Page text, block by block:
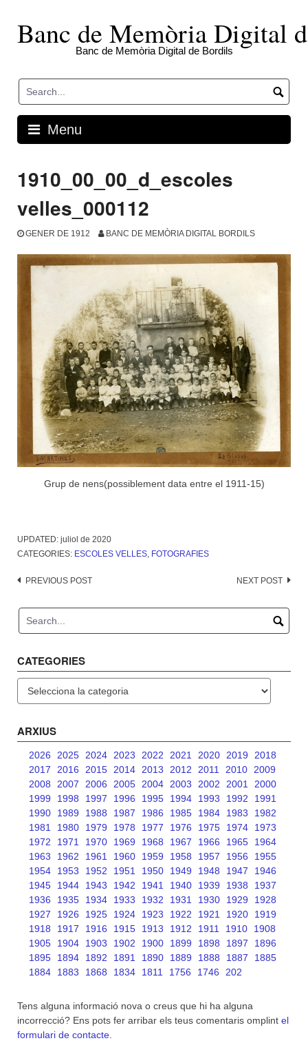
contentBanc de Memòria Digital
Banc de Memòria Digital de Bordils
Menu
1910_00_00_d_escoles
velles_000112
GENER DE 1912 BANC DE MEMÒRIA DIGITAL BORDILS
Grup de nens(possiblement data entre el 1911-15)
UPDATED: juliol de 2020
CATEGORIES: ESCOLES VELLES, FOTOGRAFIES
Post
PREVIOUS POST NEXT POST
CATEGORIES
ARXIUS
2026 2025 2024 2023 2022 2021 2020 2019
2018
2017
2016 2015 2014 2013 2012 2011 2010
2009
2008
2007 2006 2005 2004 2003 2002 2001
2000
1999
1998 1997 1996 1995 1994 1993 1992
1991
1990
1989 1988 1987 1986 1985 1984 1983
1982
1981
1980 1979 1978 1977 1976 1975 1974
1973
1972
1971 1970 1969 1968 1967 1966 1965
1964
1963
1962 1961 1960 1959 1958 1957 1956
1955
1954
1953 1952 1951 1950 1949 1948 1947
1946
1945
1944 1943 1942 1941 1940 1939 1938
1937
1936
1935 1934 1933 1932 1931 1930 1929
1928
1927
1926 1925 1924 1923 1922 1921 1920
1919
1918
1917 1916 1915 1913 1912 1911 1910
1908
1905
1904 1903 1902 1900 1899 1898 1897
1896
1895
1894 1892 1891 1890 1889 1888 1887
1885
1884
1883 1868 1834 1811 1756 1746 202
Tens alguna informació nova o creus que hi ha alguna
incorrecció? Ens pots fer arribar els teus comentaris omplint el
formulari de contacte